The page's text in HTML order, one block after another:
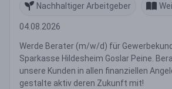
Nachhaltiger Arbeitgeber
04.08.2026
Werde Berater (m/w/d) für
Sparkasse Hildesheim Goslar Peine.
unsere Kunden in allen finanziellen
gestalte aktiv deren Zukunft mit!